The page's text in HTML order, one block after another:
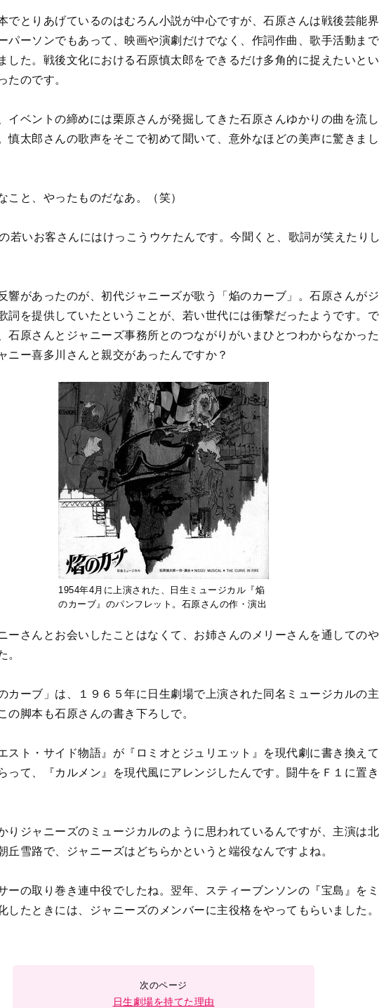
たのです。
イベントの締めには栗原さんが発掘してきた石原さんゆかりの曲を流し
慎太郎さんの歌声をそこで初めて聞いて、意外なほどの美声に驚きまし
と、やったものだなあ。（笑）
があったのが、初代ジャニーズが歌う「焔のカーブ」。石原さんがジ
詞を提供していたということが、若い世代には衝撃だったようです。で
ニー喜多川さんと親交があったんですか？
1954年4月に上演された、日生ミュージカル『焔
のカーブ』のパンフレット。石原さんの作・演出
ーさんとお会いしたことはなくて、お姉さんのメリーさんを通してのや
カーブ」は、１９６５年に日生劇場で上演された同名ミュージカルの主
の脚本も石原さんの書き下ろしで。
ト・サイド物語』が『ロミオとジュリエット』を現代劇に書き換えて
って、『カルメン』を現代風にアレンジしたんです。闘牛をＦ１に置き
ジャニーズのミュージカルのように思われているんですが、主演は北
丘雪路で、ジャニーズはどちらかというと端役なんですよね。
ーの取り巻き連中役でしたね。翌年、スティーブンソンの『宝島』をミ
したときには、ジャニーズのメンバーに主役格をやってもらいました。
3 4